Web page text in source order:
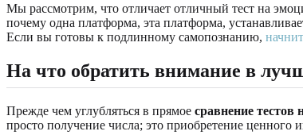
Мы рассмотрим, что отличает отличный тест на
почему одна платформа, эта платформа,
Если вы готовы к подлинному самопознанию,
На что обратить внимание в
Прежде чем углубляться в прямое сравнение
просто получение числа; это приобретение